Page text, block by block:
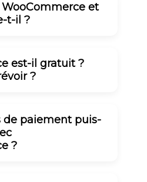
WooCommerce et
t-il ?
est-il gratuit ?
?
de paiement puis-
?